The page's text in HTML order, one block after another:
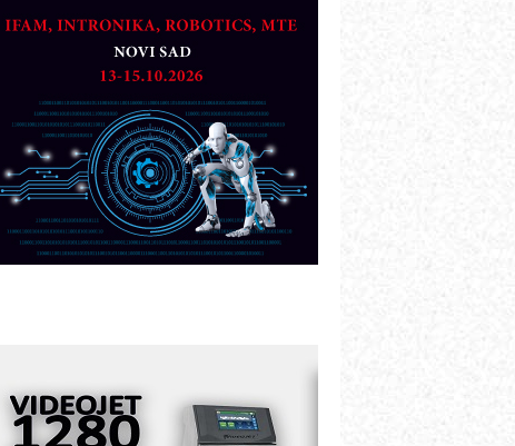
Detekcija različitih oblika
MAREX - Lim i mašine za savremena
Marcom-plast d.o.o.- vaš pouzdan
partner
CTO - Prilagodite svoju toplinsku
obradu!
Razvoj asortimanskog pravca MINI-
PLC AKYTEC
I.SAFE MOBILE revolucioniše
industrijsku automatizaciju
pionirskimmobile operator PANEL-OM